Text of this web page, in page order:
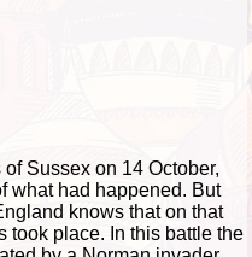
Sussех on 14 October,
what had happened. But
knows that on that
took place. In this battle the